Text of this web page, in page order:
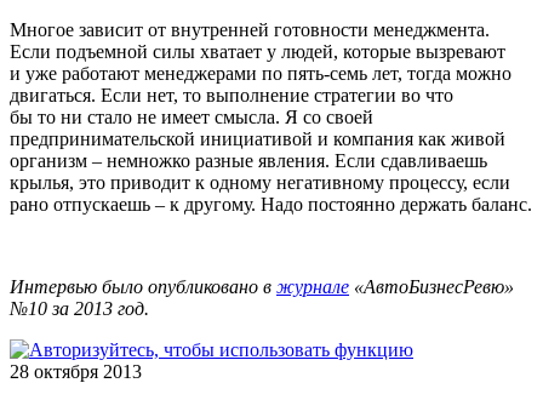
Многое зависит от внутренней готовности менеджмента.
Если подъемной силы хватает у людей, которые вызревают
и уже работают менеджерами по пять-семь лет, тогда можно
двигаться. Если нет, то выполнение стратегии во что
бы то ни стало не имеет смысла. Я со своей
предпринимательской инициативой и компания как живой
организм – немножко разные явления. Если сдавливаешь
крылья, это приводит к одному негативному процессу, если
рано отпускаешь – к другому. Надо постоянно держать баланс.
Интервью было опубликовано в журнале «АвтоБизнесРевю»
№10 за 2013 год.
28 октября 2013